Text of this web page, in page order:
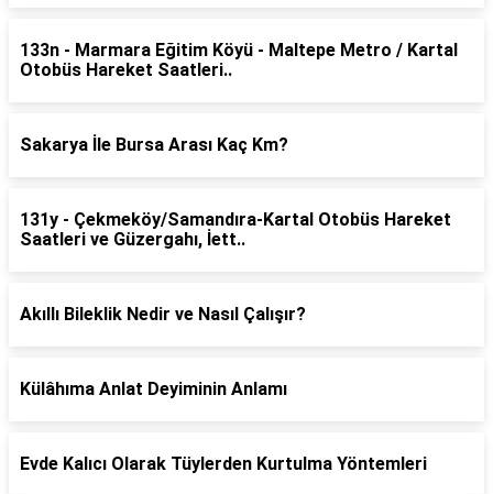
133n - Marmara Eğitim Köyü - Maltepe Metro / Kartal
Otobüs Hareket Saatleri..
Sakarya İle Bursa Arası Kaç Km?
131y - Çekmeköy/Samandıra-Kartal Otobüs Hareket
Saatleri ve Güzergahı, İett..
Akıllı Bileklik Nedir ve Nasıl Çalışır?
Külâhıma Anlat Deyiminin Anlamı
Evde Kalıcı Olarak Tüylerden Kurtulma Yöntemleri